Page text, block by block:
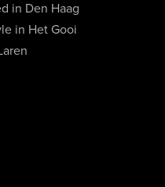
in Den Haag
in Het Gooi